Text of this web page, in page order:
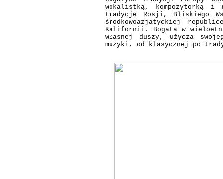
wokalistką, kompozytorką
tradycje Rosji, Bliskiego
środkowoazjatyckiej
Kalifornii. Bogata w
własnej duszy, użycza
muzyki, od klasycznej po